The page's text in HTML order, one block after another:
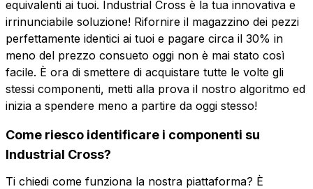
equivalenti ai tuoi. Industrial Cross è la tua innovativa e
irrinunciabile soluzione! Rifornire il magazzino dei pezzi
perfettamente identici ai tuoi e pagare circa il 30% in
meno del prezzo consueto oggi non è mai stato così
facile. È ora di smettere di acquistare tutte le volte gli
stessi componenti, metti alla prova il nostro algoritmo ed
inizia a spendere meno a partire da oggi stesso!
Come riesco identificare i componenti su
Industrial Cross?
Ti chiedi come funziona la nostra piattaforma? È